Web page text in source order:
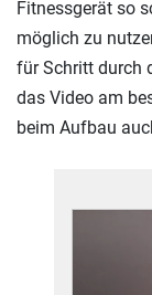
Fitnessgerät so
möglich zu
für Schritt durch
das Video am
beim Aufbau